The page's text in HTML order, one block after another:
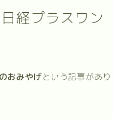
経プラスワン
おみやげという記事があり